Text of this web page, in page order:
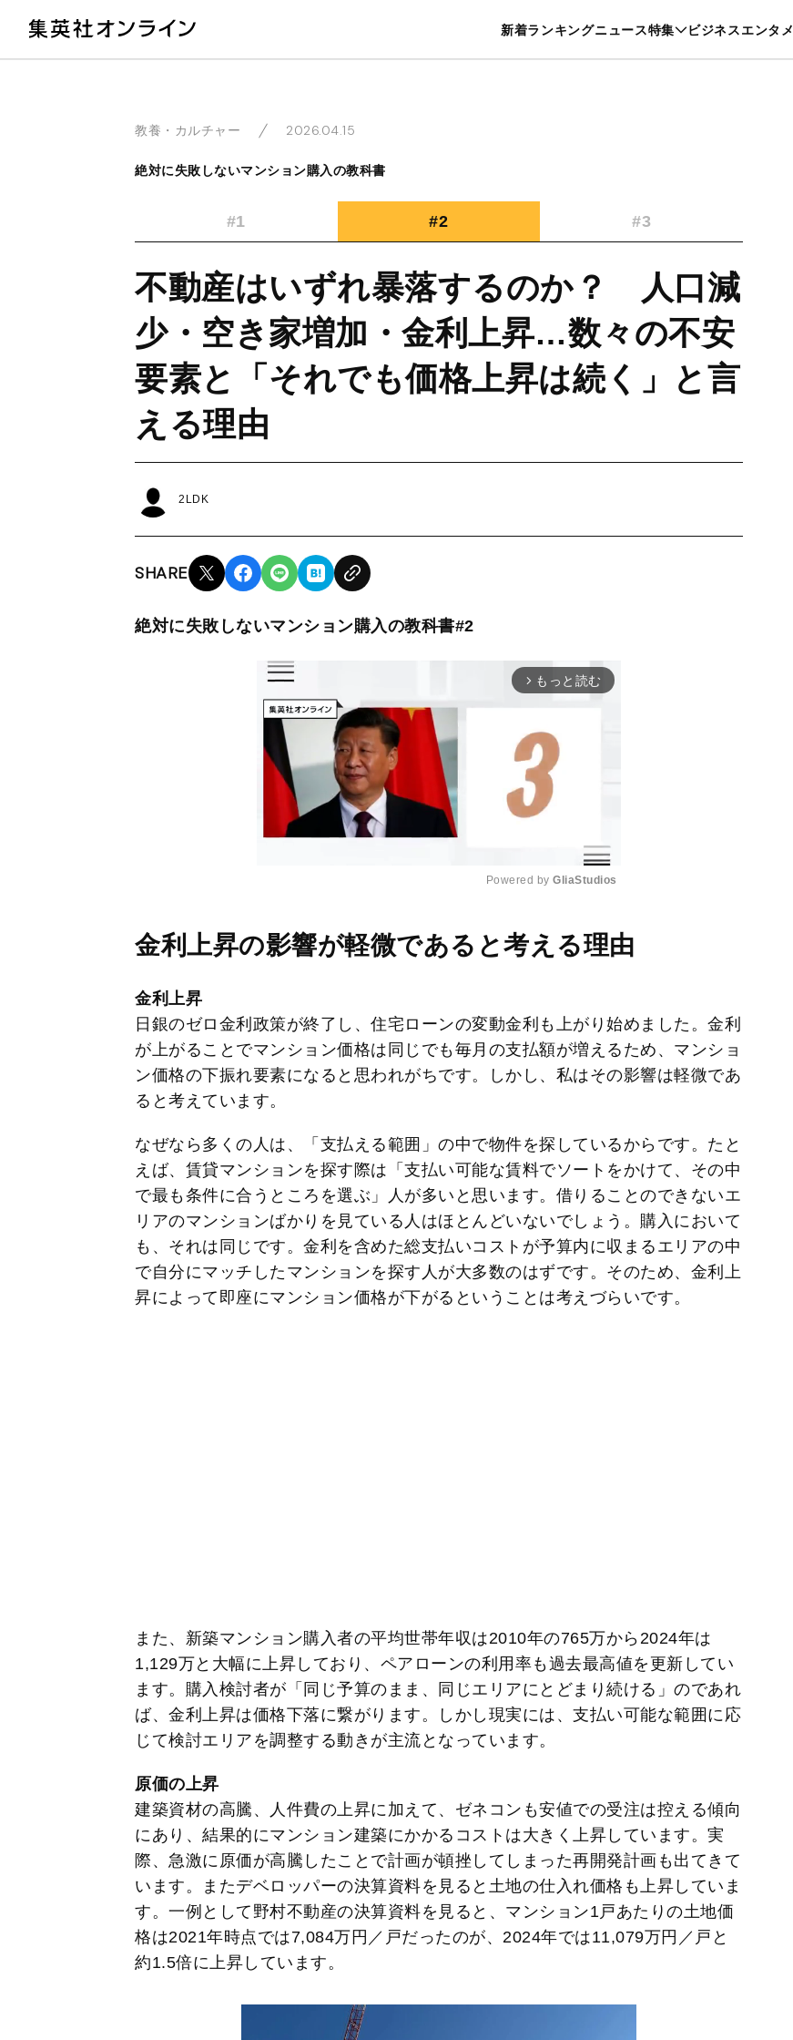
新着ランキングニュース特集 ビジネスエンタメ
暮らし スポーツ ヘルスケア 美容 グルメ
教養・カルチャー 2026.04.15
絶対に失敗しないマンション購入の教科書
#1 #2 #3
不動産はいずれ暴落するのか？ 人口減
少・空き家増加・金利上昇…数々の不安
要素と「それでも価格上昇は続く」と言
える理由
2LDK
SHARE
絶対に失敗しないマンション購入の教科書#2
arrow_forward_ios もっと読む
M
u
Powered by GliaStudios
金利上昇の影響が軽微であると考える理由
金利上昇
日銀のゼロ金利政策が終了し、住宅ローンの変動金利も上がり始めました。金利
が上がることでマンション価格は同じでも毎月の支払額が増えるため、マンショ
ン価格の下振れ要素になると思われがちです。しかし、私はその影響は軽微であ
ると考えています。
なぜなら多くの人は、「支払える範囲」の中で物件を探しているからです。たと
えば、賃貸マンションを探す際は「支払い可能な賃料でソートをかけて、その中
で最も条件に合うところを選ぶ」人が多いと思います。借りることのできないエ
リアのマンションばかりを見ている人はほとんどいないでしょう。購入において
も、それは同じです。金利を含めた総支払いコストが予算内に収まるエリアの中
で自分にマッチしたマンションを探す人が大多数のはずです。そのため、金利上
昇によって即座にマンション価格が下がるということは考えづらいです。
また、新築マンション購入者の平均世帯年収は2010年の765万から2024年は
1,129万と大幅に上昇しており、ペアローンの利用率も過去最高値を更新してい
ます。購入検討者が「同じ予算のまま、同じエリアにとどまり続ける」のであれ
ば、金利上昇は価格下落に繋がります。しかし現実には、支払い可能な範囲に応
じて検討エリアを調整する動きが主流となっています。
原価の上昇
建築資材の高騰、人件費の上昇に加えて、ゼネコンも安値での受注は控える傾向
にあり、結果的にマンション建築にかかるコストは大きく上昇しています。実
際、急激に原価が高騰したことで計画が頓挫してしまった再開発計画も出てきて
います。またデベロッパーの決算資料を見ると土地の仕入れ価格も上昇していま
す。一例として野村不動産の決算資料を見ると、マンション1戸あたりの土地価
格は2021年時点では7,084万円／戸だったのが、2024年では11,079万円／戸と
約1.5倍に上昇しています。